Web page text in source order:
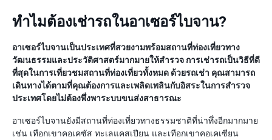
ทำไมต้องเช่ารถในอาเซอร์ไบจาน?
อาเซอร์ไบจานเป็นประเทศที่สวยงามพร้อมสถานที่ท่องเที่ยวทาง
วัฒนธรรมและประวัติศาสตร์มากมายให้สำรวจ การเช่ารถเป็นวิธีที่ดี
ที่สุดในการเที่ยวชมสถานที่ท่องเที่ยวทั้งหมด ด้วยรถเช่า คุณสามารถ
เดินทางได้ตามที่คุณต้องการและเพลิดเพลินกับอิสระในการสำรวจ
ประเทศโดยไม่ต้องพึ่งพาระบบขนส่งสาธารณะ
อาเซอร์ไบจานยังมีสถานที่ท่องเที่ยวทางธรรมชาติที่น่าทึ่งอีกมากมาย
เช่น เทือกเขาคอเคซัส ทะเลแคสเปียน และเทือกเขาคอเคเซียน